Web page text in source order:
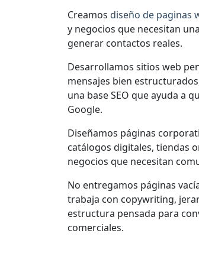
Creamos diseño de paginas
y negocios que necesitan
generar contactos reales.
Desarrollamos sitios web
mensajes bien
una base SEO que ayuda a
Google.
Diseñamos páginas
catálogos digitales, tiendas
negocios que necesitan
No entregamos páginas
trabaja con copywriting,
estructura pensada para
comerciales.